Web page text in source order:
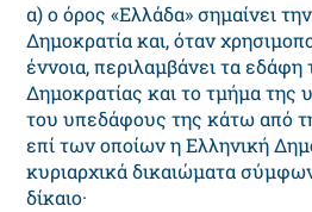
α) ο όρος «Eλλάδα» σημαίνει
Δημοκρατία και, όταν
έννοια, περιλαμβάνει τα εδάφη
Δημοκρατίας και το τμήμα της
του υπεδάφους της κάτω από
επί των οποίων η Eλληνική
κυριαρχικά δικαιώματα
δίκαιο·